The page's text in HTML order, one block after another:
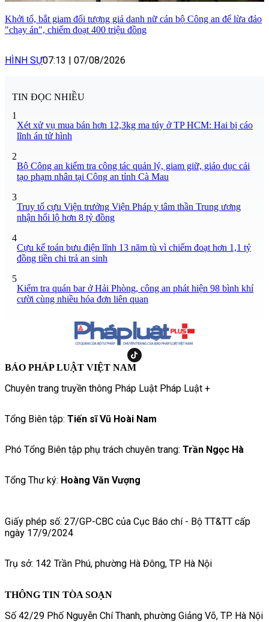
Khởi tố, bắt giam đối tượng giả danh nữ cán bộ Công an để lừa đảo
"chạy án", chiếm đoạt 400 triệu đồng
HÌNH SỰ07:13 07/08/2026
TIN ĐỌC NHIỀU
1
Xét xử vụ mua bán hơn 12,3kg ma túy ở TP HCM: Hai bị cáo
lĩnh án tử hình
2
Bộ Công an kiểm tra công tác quản lý, giam giữ, giáo dục cải
tạo phạm nhân tại Công an tỉnh Cà Mau
3
Truy tố cựu Viện trưởng Viện Pháp y tâm thần Trung ương
nhận hối lộ hơn 8 tỷ đồng
4
Cựu kế toán bưu điện lĩnh 13 năm tù vì chiếm đoạt hơn 1,1 tỷ
đồng tiền chi trả an sinh
5
Kiểm tra quán bar ở Hải Phòng, công an phát hiện 98 bình khí
cười cùng nhiều hóa đơn liên quan
BÁO PHÁP LUẬT VIỆT NAM
Chuyên trang truyền thông Pháp Luật Pháp Luật +
Tổng Biên tập: Tiến sĩ Vũ Hoài Nam
Phó Tổng Biên tập phụ trách chuyên trang: Trần Ngọc Hà
Tổng Thư ký: Hoàng Văn Vượng
Giấy phép số: 27/GP-CBC của Cục Báo chí - Bộ TT&TT cấp
ngày 17/9/2024
Trụ sở: 142 Trần Phú, phường Hà Đông, TP Hà Nội
THÔNG TIN TÒA SOẠN
Số 42/29 Phố Nguyễn Chí Thanh, phường Giảng Võ, TP. Hà Nội